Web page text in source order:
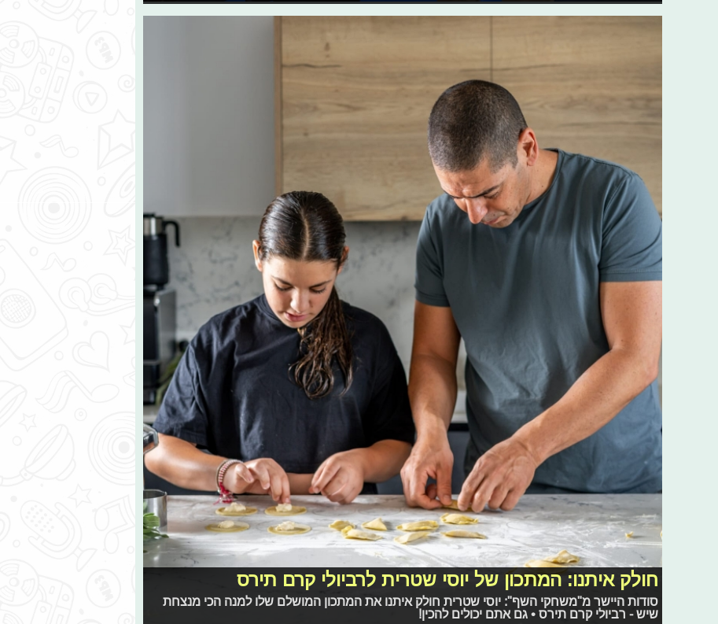
חולק איתנו: המתכון של יוסי שטרית לרביולי קרם תירס
סודות היישר מ"משחקי השף": יוסי שטרית חולק איתנו את המתכון המושלם שלו למנה הכי מנצחת
שיש - רביולי קרם תירס • גם אתם יכולים להכין!